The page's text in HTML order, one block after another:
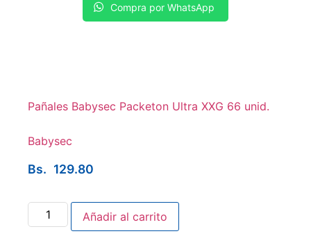
Compra por WhatsApp
Pañales Babysec Packeton Ultra XXG 66 unid.
Babysec
Bs. 129.80
Añadir al carrito